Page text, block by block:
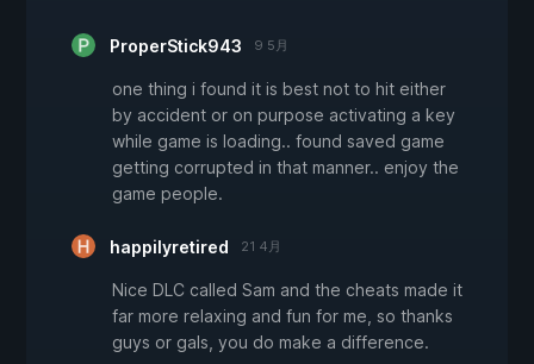
ProperStick943 9 5月
one thing i found it is best not to hit either
by accident or on purpose activating a key
while game is loading.. found saved game
getting corrupted in that manner.. enjoy the
game people.
happilyretired 21 4月
Nice DLC called Sam and the cheats made it
far more relaxing and fun for me, so thanks
guys or gals, you do make a difference.